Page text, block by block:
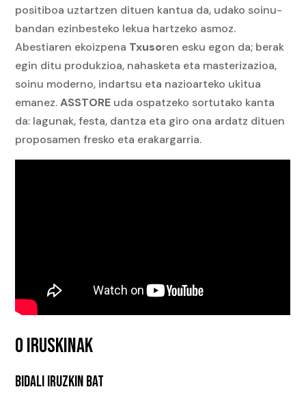
positiboa uztartzen dituen kantua da, udako soinu-
bandan ezinbesteko lekua hartzeko asmoz.
Abestiaren ekoizpena Txusoren esku egon da; berak
egin ditu produkzioa, nahasketa eta masterizazioa,
soinu moderno, indartsu eta nazioarteko ukitua
emanez.ASSTORE uda ospatzeko sortutako kanta
da: lagunak, festa, dantza eta giro ona ardatz dituen
proposamen fresko eta erakargarria.
0 IRUSKINAK
BIDALI IRUZKIN BAT